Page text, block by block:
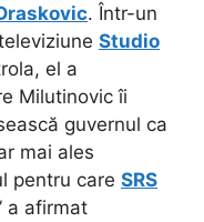
. Într-un
Studio
el a
Milutinovic îi
guvernul ca
mai ales
pentru care SRS
a afirmat